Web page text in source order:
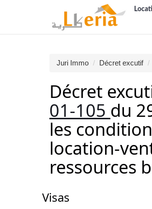
Juri Immo Décret excutif
Décret
01-105 du
les
location-
ressources
Visas